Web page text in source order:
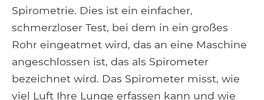
Spirometrie. Dies ist ein einfacher,
schmerzloser Test, bei dem in ein großes
Rohr eingeatmet wird, das an eine Maschine
angeschlossen ist, das als Spirometer
bezeichnet wird. Das Spirometer misst, wie
viel Luft Ihre Lunge erfassen kann und wie